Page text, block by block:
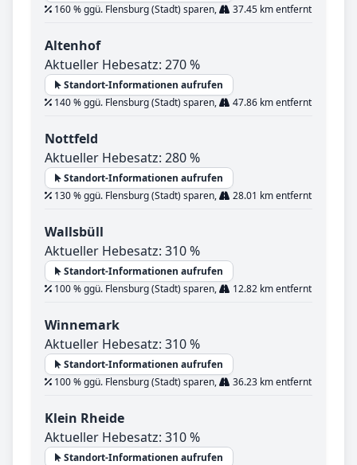
160 % ggü. Flensburg (Stadt) sparen,
37.45 km entfernt
Altenhof
Aktueller Hebesatz: 270 %
Standort-Informationen aufrufen
140 % ggü. Flensburg (Stadt) sparen,
47.86 km entfernt
Nottfeld
Aktueller Hebesatz: 280 %
Standort-Informationen aufrufen
130 % ggü. Flensburg (Stadt) sparen,
28.01 km entfernt
Wallsbüll
Aktueller Hebesatz: 310 %
Standort-Informationen aufrufen
100 % ggü. Flensburg (Stadt) sparen,
12.82 km entfernt
Winnemark
Aktueller Hebesatz: 310 %
Standort-Informationen aufrufen
100 % ggü. Flensburg (Stadt) sparen,
36.23 km entfernt
Klein Rheide
Aktueller Hebesatz: 310 %
Standort-Informationen aufrufen